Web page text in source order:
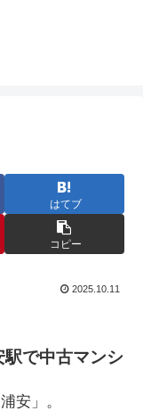
はてブ
コピー
2025.10.11
駅で中古マンシ
安」。